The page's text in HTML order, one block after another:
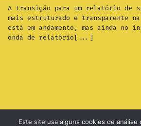
A transição para um relatório de
mais estruturado e transparente na
está em andamento, mas ainda no
onda de relatório[...]
Este site usa alguns cookies de análise